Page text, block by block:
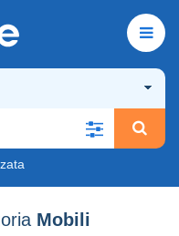
Mobili